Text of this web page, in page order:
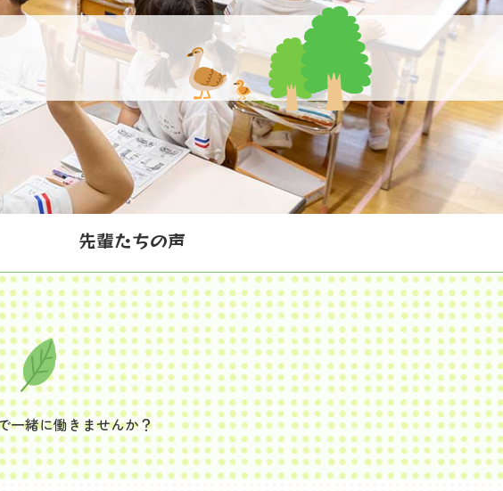
先輩たちの声
一緒に働きませんか？